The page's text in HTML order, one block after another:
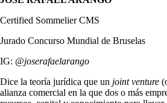
Certified Sommelier CMS
Jurado Concurso Mundial de Bruselas
IG: @joserafaelarango
Dice la teoría jurídica que un joint venture
alianza comercial en la que dos o más